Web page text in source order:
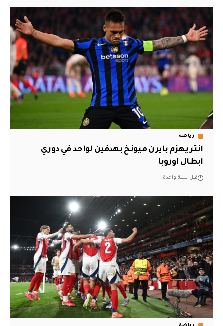
رياضة
انتر يهزم بايرن ميونخ بهدفين لواحد في دوري
ابطال اوروبا
قبل سنة واحدة